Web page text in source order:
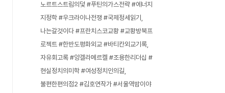
노르트스트림의덫 #푸틴의가스전략 #에너지
지정학 #우크라이나전쟁 #국제정세읽기
나는갈것이다 #프란치스코교황 #교황방북프
로젝트 #한반도평화외교 #바티칸외교기록
자유회고록 #앙겔라메르켈 #조용한리더십 #
현실정치의미학 #여성정치인의길
불편한편의점2 #김호연작가 #서울역밤이야